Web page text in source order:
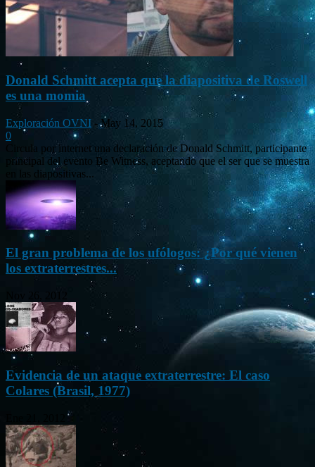
Donald Schmitt acepta que la diapositiva de Roswell
es una momia
Exploración OVNI - May 14, 2015
0
Circula por internet una declaración de Donald Schmitt, participante
principal del evento Be Witness, aceptando que el ser que se muestra
en las diapositivas...
El gran problema de los ufólogos: ¿Por qué vienen
los extraterrestres...
Evidencia de un ataque extraterrestre: El caso
Colares (Brasil, 1977)